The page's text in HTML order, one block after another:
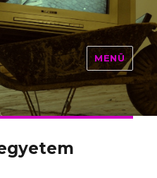
MENÜ